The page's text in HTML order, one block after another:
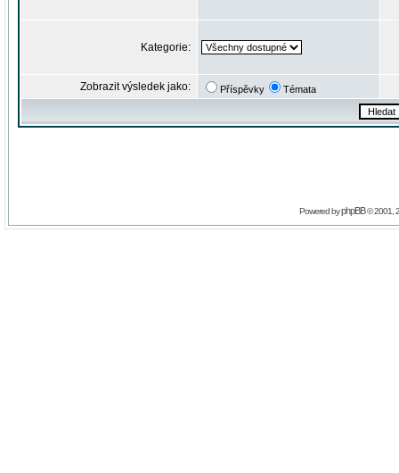
Kategorie:
Zobrazit výsledek jako: Příspěvky Témata
Powered byphpBB© 2001,